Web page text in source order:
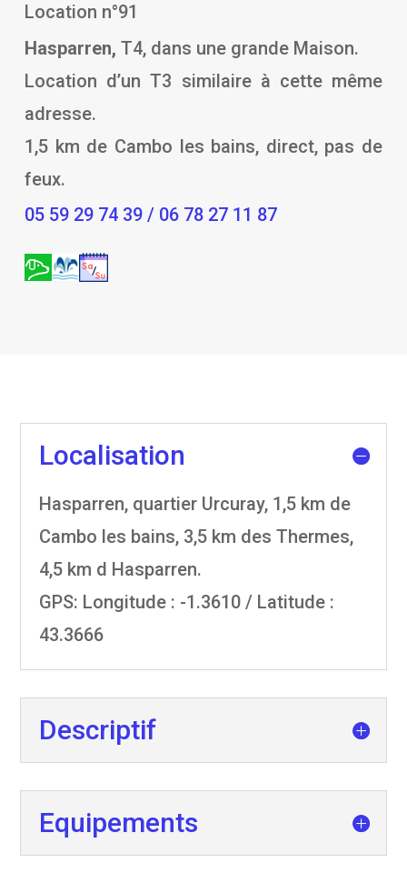
Location n°91
Hasparren, T4, dans une grande Maison.
Location d’un T3 similaire à cette même
adresse.
1,5 km de Cambo les bains, direct, pas de
feux.
05 59 29 74 39 / 06 78 27 11 87
Localisation
Hasparren, quartier Urcuray, 1,5 km de
Cambo les bains, 3,5 km des Thermes,
4,5 km d Hasparren.
GPS: Longitude : -1.3610 / Latitude :
43.3666
Descriptif
Equipements